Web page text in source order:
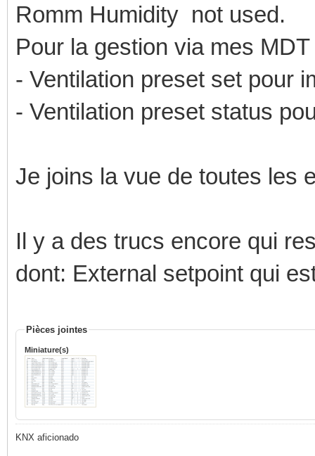
Romm Humidity not used.
Pour la gestion via mes
- Ventilation preset set pour
- Ventilation preset status
Je joins la vue de toutes les
Il y a des trucs encore qui
dont: External setpoint qui
Pièces jointes
Miniature(s)
KNX aficionado